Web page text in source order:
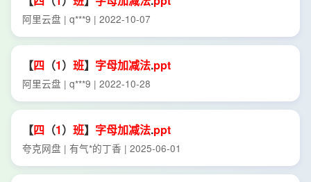
阿里云盘 | q***9 | 2022-10-07
【四 （1） 班】 字母加减法.ppt
阿里云盘 | q***9 | 2022-10-28
【四 （1） 班】 字母加减法.ppt
夸克网盘 | 有气*的丁香 | 2025-06-01